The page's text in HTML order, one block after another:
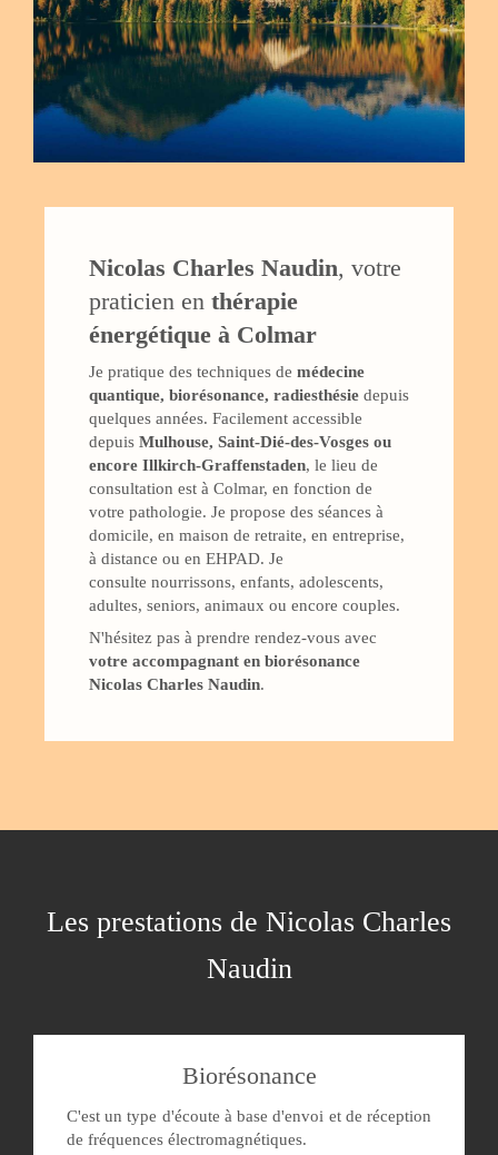
Nicolas Charles Naudin, votre
praticien en thérapie
énergétique à Colmar
Je pratique des techniques de médecine
quantique, biorésonance, radiesthésie depuis
quelques années. Facilement accessible
depuis Mulhouse, Saint-Dié-des-Vosges ou
encore Illkirch-Graffenstaden, le lieu de
consultation est à Colmar, en fonction de
votre pathologie. Je propose des séances à
domicile, en maison de retraite, en entreprise,
à distance ou en EHPAD. Je
consulte nourrissons, enfants, adolescents,
adultes, seniors, animaux ou encore couples.
N'hésitez pas à prendre rendez-vous avec
votre accompagnant en biorésonance
Nicolas Charles Naudin.
Les prestations de Nicolas Charles
Naudin
Biorésonance
C'est un type d'écoute à base d'envoi et de réception
de fréquences électromagnétiques.